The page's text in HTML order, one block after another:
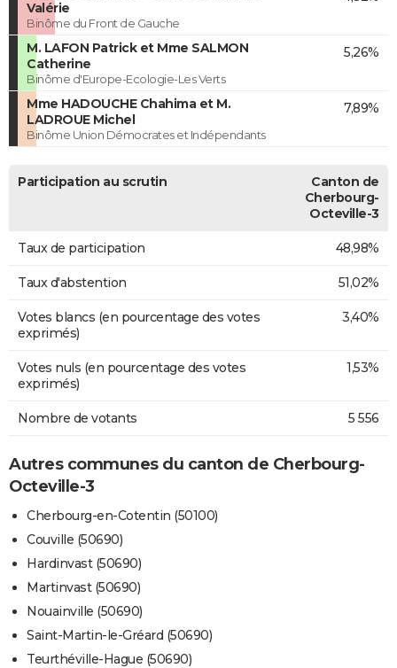
Valérie
Binôme du Front de Gauche
M. LAFON Patrick et Mme SALMON
Catherine
Binôme d'Europe-Ecologie-Les Verts
5,26%
Mme HADOUCHE Chahima et M.
LADROUE Michel
Binôme Union Démocrates et Indépendants
7,89%
Participation au scrutin
Canton de
Cherbourg-
Octeville-3
Taux de participation 48,98%
Taux d'abstention 51,02%
Votes blancs (en pourcentage des votes
exprimés)
3,40%
Votes nuls (en pourcentage des votes
exprimés)
1,53%
Nombre de votants 5 556
Autres communes du canton de Cherbourg-
Octeville-3
Cherbourg-en-Cotentin (50100)
Couville (50690)
Hardinvast (50690)
Martinvast (50690)
Nouainville (50690)
Saint-Martin-le-Gréard (50690)
Teurthéville-Hague (50690)